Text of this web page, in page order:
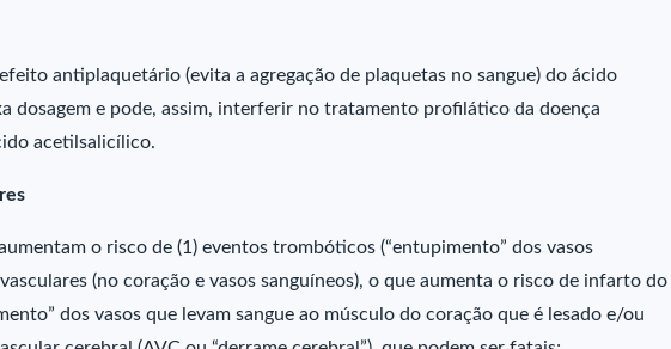
antiplaquetário (evita a agregação de plaquetas no sangue) do ácido
dosagem e pode, assim, interferir no tratamento profilático da doença
acetilsalicílico.
o risco de (1) eventos trombóticos (“entupimento” dos vasos
(no coração e vasos sanguíneos), o que aumenta o risco de infarto do
dos vasos que levam sangue ao músculo do coração que é lesado e/ou